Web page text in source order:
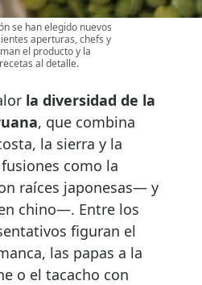
se han elegido nuevos
aperturas, chefs y
el producto y la
al detalle.
la diversidad de la
, que combina
la sierra y la
como la
raíces japonesas— y
chino—. Entre los
figuran el
las papas a la
o el tacacho con